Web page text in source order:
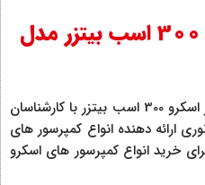
قیمت کمپرسور اسکرو 300 اسب بیتزر مدل
برای استعلام دقیق قیمت کمپرسور اسکرو 300 اسب بیتزر با کارشناسان
ارائه دهنده انواع کمپرسور های
خرید انواع کمپرسور های اسکرو